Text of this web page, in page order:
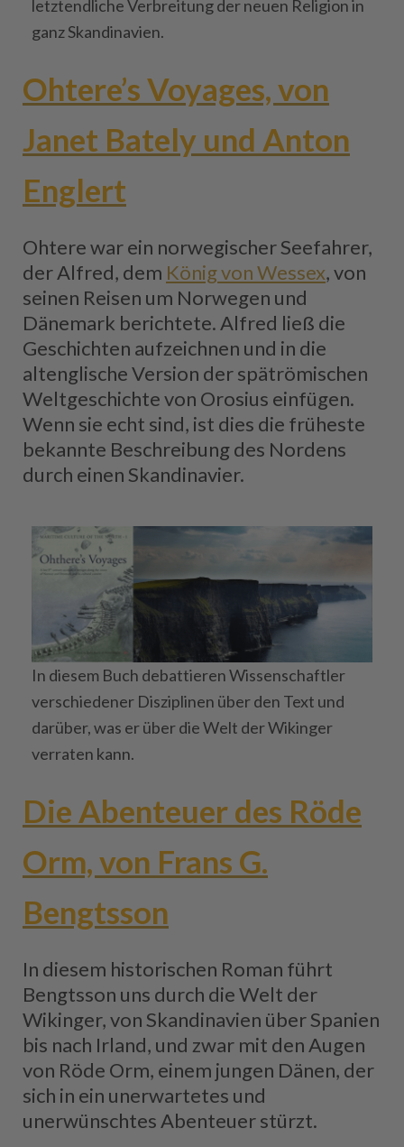
letztendliche Verbreitung der neuen Religion in
ganz Skandinavien.
Ohtere’s Voyages, von
Janet Bately und Anton
Englert
Ohtere war ein norwegischer Seefahrer,
der Alfred, dem König von Wessex, von
seinen Reisen um Norwegen und
Dänemark berichtete. Alfred ließ die
Geschichten aufzeichnen und in die
altenglische Version der spätrömischen
Weltgeschichte von Orosius einfügen.
Wenn sie echt sind, ist dies die früheste
bekannte Beschreibung des Nordens
durch einen Skandinavier.
In diesem Buch debattieren Wissenschaftler
verschiedener Disziplinen über den Text und
darüber, was er über die Welt der Wikinger
verraten kann.
Die Abenteuer des Röde
Orm, von Frans G.
Bengtsson
In diesem historischen Roman führt
Bengtsson uns durch die Welt der
Wikinger, von Skandinavien über Spanien
bis nach Irland, und zwar mit den Augen
von Röde Orm, einem jungen Dänen, der
sich in ein unerwartetes und
unerwünschtes Abenteuer stürzt.